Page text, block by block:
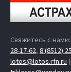
Свяжитесь с нами:
28-17-62, 8 (8512)
lotos@lotos.rfn.ru